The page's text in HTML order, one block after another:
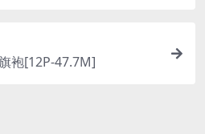
袍[12P-47.7M]